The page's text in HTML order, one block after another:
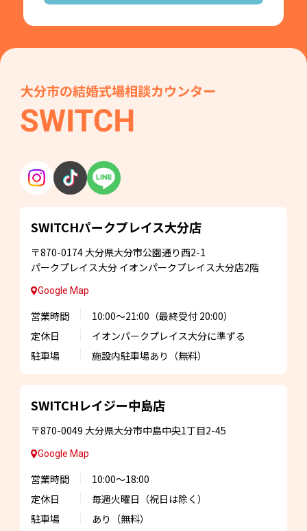
SWITCHパークプレイス大分店
〒870-0174大分県大分市公園通り西2-1
パークプレイス大分 イオンパークプレイス大分店2階
Google Map
営業時間 10:00～21:00 （最終受付 20:00）
定休日
イオンパークプレイス大分に準ずる
駐車場
施設内駐車場あり （無料）
SWITCHレイジー中島店
〒870-0049 大分県大分市中島中央1丁目2-45
Google Map
営業時間
10:00～18:00
定休日
毎週火曜日 （祝日は除く）
駐車場
あり（無料）